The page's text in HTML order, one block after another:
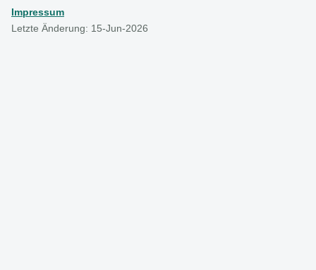
Impressum
Letzte Änderung: 15-Jun-2026